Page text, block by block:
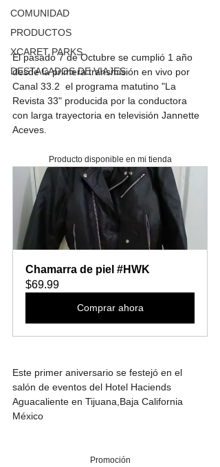
COMUNIDAD
PRODUCTOS
XCARET PARKS
DESTACADOS DE VIAJES
El pasado 7 de Octubre se cumplió 1 año
desde la primera transmisión en vivo por
Canal 33.2  el programa matutino "La
Revista 33" producida por la conductora
con larga trayectoria en televisión Jannette
Aceves.
Producto disponible en mi tienda
Chamarra de piel #HWK
$69.99
Comprar ahora
Este primer aniversario se festejó en el
salón de eventos del Hotel Haciends
Aguacaliente en Tijuana,Baja California
México
Promoción